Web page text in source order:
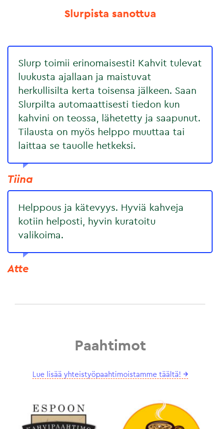
Slurpista sanottua
Slurp toimii erinomaisesti! Kahvit tulevat
luukusta ajallaan ja maistuvat
herkullisilta kerta toisensa jälkeen. Saan
Slurpilta automaattisesti tiedon kun
kahvini on teossa, lähetetty ja saapunut.
Tilausta on myös helppo muuttaa tai
laittaa se tauolle hetkeksi.
Tiina
Helppous ja kätevyys. Hyviä kahveja
kotiin helposti, hyvin kuratoitu
valikoima.
Atte
Paahtimot
Lue lisää yhteistyöpaahtimoistamme täältä! →